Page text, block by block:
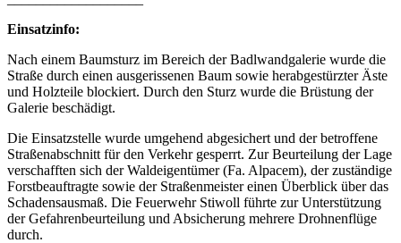
Einsatzinfo:
Nach einem Baumsturz im Bereich der Badlwandgalerie wurde die
Straße durch einen ausgerissenen Baum sowie herabgestürzter Äste
und Holzteile blockiert. Durch den Sturz wurde die Brüstung der
Galerie beschädigt.
Die Einsatzstelle wurde umgehend abgesichert und der betroffene
Straßenabschnitt für den Verkehr gesperrt. Zur Beurteilung der Lage
verschafften sich der Waldeigentümer (Fa. Alpacem), der zuständige
Forstbeauftragte sowie der Straßenmeister einen Überblick über das
Schadensausmaß. Die Feuerwehr Stiwoll führte zur Unterstützung
der Gefahrenbeurteilung und Absicherung mehrere Drohnenflüge
durch.